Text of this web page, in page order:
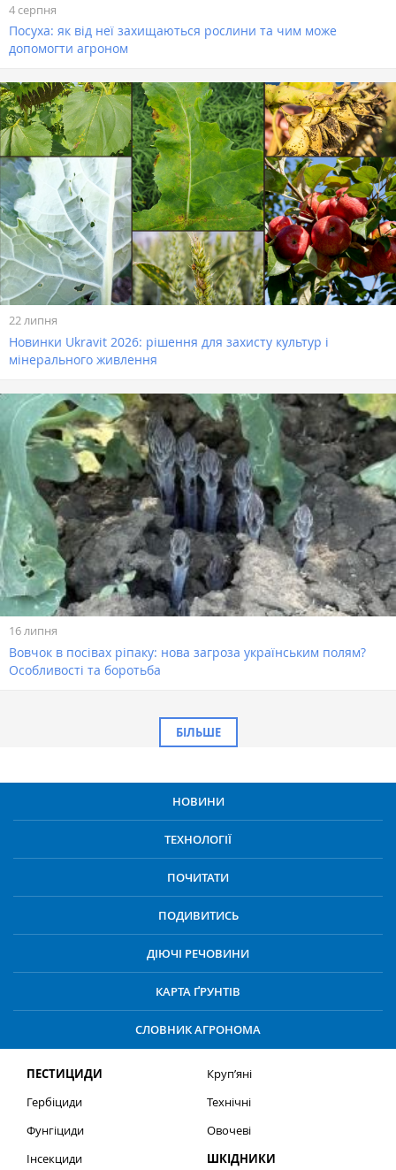
4 серпня
Посуха: як від неї захищаються рослини та чим може
допомогти агроном
22 липня
Новинки Ukravit 2026: рішення для захисту культур і
мінерального живлення
16 липня
Вовчок в посівах ріпаку: нова загроза українським полям?
Особливості та боротьба
БІЛЬШЕ
НОВИНИ
ТЕХНОЛОГІЇ
ПОЧИТАТИ
ПОДИВИТИСЬ
ДІЮЧІ РЕЧОВИНИ
КАРТА ҐРУНТІВ
СЛОВНИК АГРОНОМА
ПЕСТИЦИДИ
Гербіциди
Фунгіциди
Інсекциди
Круп’яні
Технічні
Овочеві
ШКІДНИКИ